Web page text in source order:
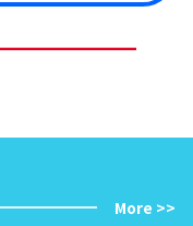
More >>